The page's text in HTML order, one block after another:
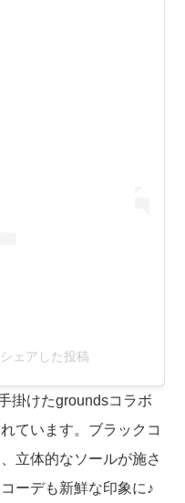
ェアした投稿
掛けたgroundsコラボ
ています。ブラックコ
立体的なソールが施さ
ーデも新鮮な印象に♪